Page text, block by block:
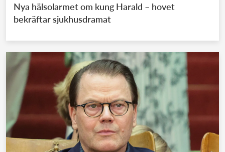
Nya hälsolarmet om kung Harald – hovet
bekräftar sjukhusdramat